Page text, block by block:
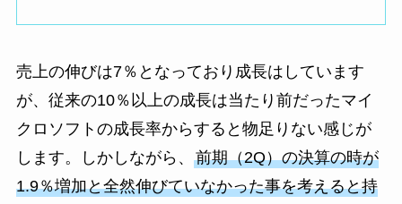
売上の伸びは7％となっており成長はしています
が、従来の10％以上の成長は当たり前だったマイ
クロソフトの成長率からすると物足りない感じが
します。しかしながら、 前期（2Q）の決算の時が
1.9％増加と全然伸びていなかった事を考えると持